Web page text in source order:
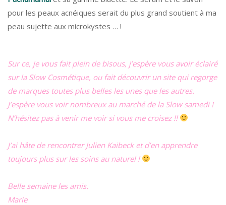
pour les peaux acnéiques serait du plus grand soutient à ma
peau sujette aux microkystes … !
Sur ce, je vous fait plein de bisous, j’espère vous avoir éclairé
sur la Slow Cosmétique, ou fait découvrir un site qui regorge
de marques toutes plus belles les unes que les autres.
J’espère vous voir nombreux au marché de la Slow samedi !
N’hésitez pas à venir me voir si vous me croisez !!
J’ai hâte de rencontrer Julien Kaibeck et d’en apprendre
toujours plus sur les soins au naturel !
Belle semaine les amis.
Marie